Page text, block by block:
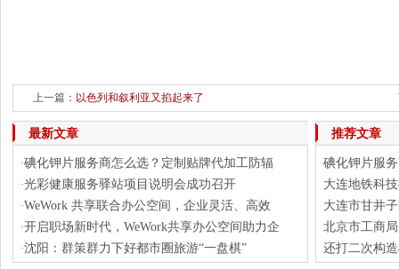
上一篇： 以色列和叙利亚又掐起来了
最新文章
·碘化钾片服务商怎么选？定制贴牌代加工防辐
·光彩健康服务驿站项目说明会成功召开
·WeWork 共享联合办公空间，企业灵活、高效
·开启职场新时代，WeWork共享办公空间助力企
·沈阳：群策群力下好都市圈旅游“一盘棋”
推荐文章
碘化钾片服
大连地铁科
大连市甘井
北京市工商
还打二次构